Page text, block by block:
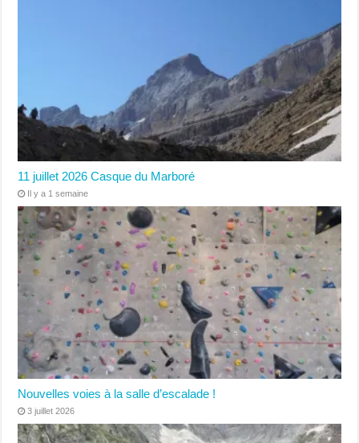
11 juillet 2026 Casque du Marboré
Il y a 1 semaine
Nouvelles voies à la salle d’escalade !
3 juillet 2026